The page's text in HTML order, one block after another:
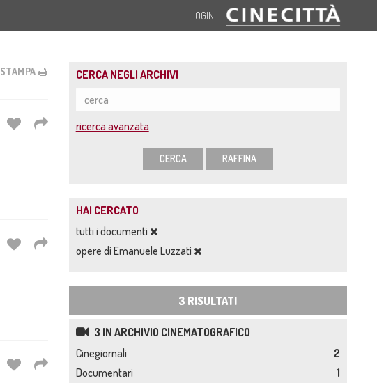
LOGIN
STAMPA CERCA NEGLI ARCHIVI
ricerca avanzata
CERCA RAFFINA
HAI CERCATO
tutti i documenti
opere di Emanuele Luzzati
3 RISULTATI
3 IN ARCHIVIO CINEMATOGRAFICO
Cinegiornali
2
Documentari
1